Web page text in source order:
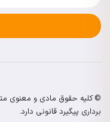
© کلیه حقوق مادی و معنوی
برداری پیگیرد قانونی دارد.